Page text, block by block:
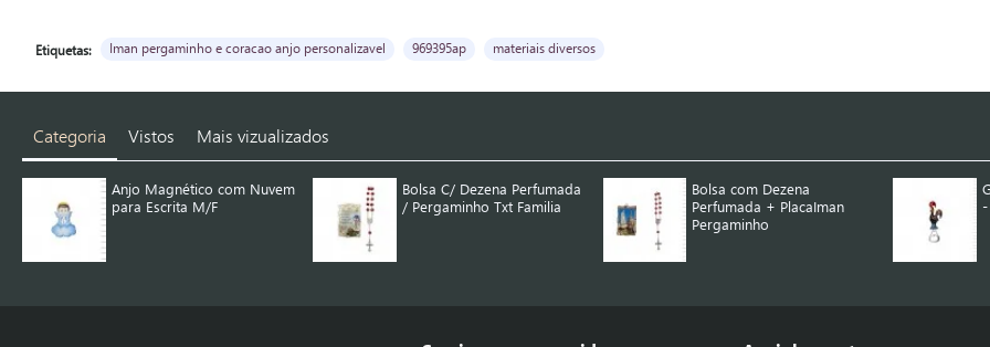
Etiquetas: Iman pergaminho e coracao anjo personalizavel 969395ap materiais diversos
Categoria Vistos Mais vizualizados
Anjo Magnético com Nuvem
para Escrita M/F
Bolsa C/ Dezena Perfumada
/ Pergaminho Txt Familia
Bolsa com Dezena
Perfumada + PlacaIman
Pergaminho